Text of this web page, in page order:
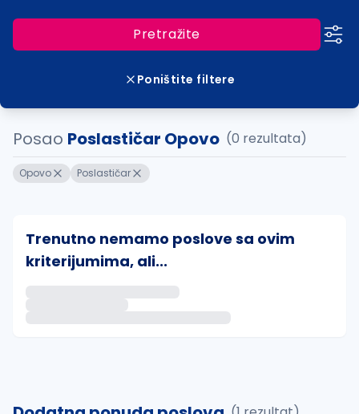
Pretražite
Poništite filtere
Posao Poslastičar Opovo (0 rezultata)
Opovo Poslastičar
Trenutno nemamo poslove sa ovim
kriterijumima, ali...